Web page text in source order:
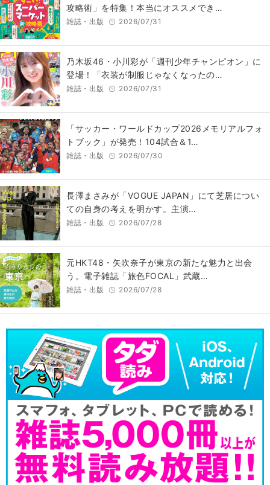
攻略術」を特集！本当にオススメでき…
雑誌・出版 2026/07/31
乃木坂46・小川彩が「週刊少年チャンピオン」に
登場！「衣装が制服じゃなくなったの…
雑誌・出版 2026/07/31
「サッカー・ワールドカップ2026メモリアルフォ
トブック」が発売！104試合＆1…
雑誌・出版 2026/07/30
長澤まさみが「VOGUE JAPAN」にて芝居につい
ての自身の考えを明かす。主演…
雑誌・出版 2026/07/28
元HKT48・矢吹奈子が東京の新たな魅力と出会
う。電子雑誌「旅色FOCAL」武蔵…
雑誌・出版 2026/07/28